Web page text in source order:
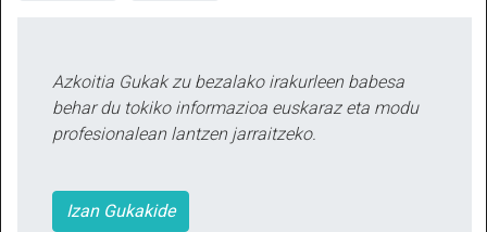
Azkoitia Gukak zu bezalako irakurleen babesa
behar du tokiko informazioa euskaraz eta modu
profesionalean lantzen jarraitzeko.
Izan Gukakide